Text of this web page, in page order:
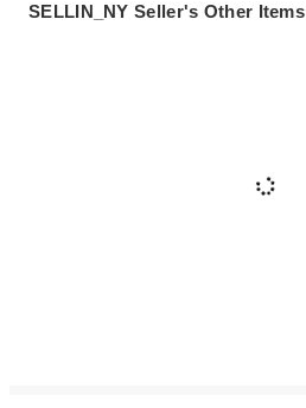
SELLIN_NY Seller's Other Items